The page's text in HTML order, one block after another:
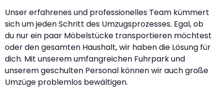
Unser erfahrenes und professionelles Team kümmert
sich um jeden Schritt des Umzugsprozesses. Egal, ob
du nur ein paar Möbelstücke transportieren möchtest
oder den gesamten Haushalt, wir haben die Lösung für
dich. Mit unserem umfangreichen Fuhrpark und
unserem geschulten Personal können wir auch große
Umzüge problemlos bewältigen.